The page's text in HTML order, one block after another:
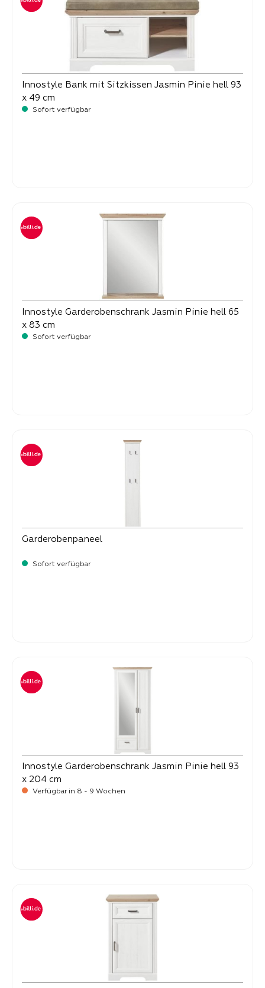
Innostyle Bank mit Sitzkissen Jasmin Pinie hell 93
x 49 cm
Sofort verfügbar
Innostyle Garderobenschrank Jasmin Pinie hell 65
x 83 cm
Sofort verfügbar
Garderobenpaneel
Sofort verfügbar
Innostyle Garderobenschrank Jasmin Pinie hell 93
x 204 cm
Verfügbar in 8 - 9 Wochen